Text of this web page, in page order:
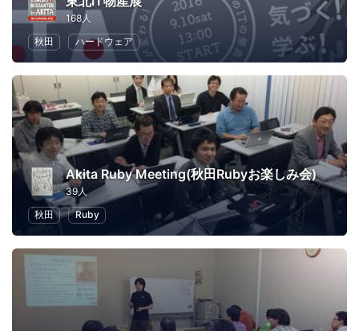
168人
秋田
ハードウェア
Akita Ruby Meeting(秋田Rubyお楽しみ会)
39人
秋田
Ruby